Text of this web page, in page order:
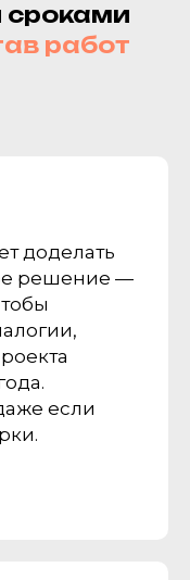
работ
доделать
решение —
если